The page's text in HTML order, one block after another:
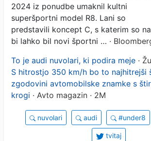
2024 iz ponudbe umaknil kultni
superšportni model R8. Lani so
predstavili koncept C, s katerim so
bi lahko bil novi športni … ·
To je audi nuvolari, ki podira meje ·
S hitrostjo 350 km/h bo to najhitrejši
zgodovini avtomobilske znamke s
krogi · Avto magazin · 2M
nuvolari audi #under8
tvitaj